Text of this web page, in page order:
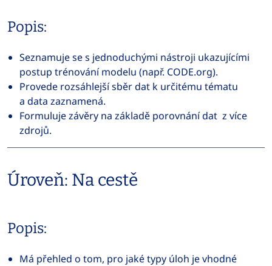
Popis:
Seznamuje se s jednoduchými nástroji ukazujícími
postup trénování modelu (např. CODE.org).
Provede rozsáhlejší sběr dat k určitému tématu
a data zaznamená.
Formuluje závěry na základě porovnání dat z více
zdrojů.
Úroveň: Na cestě
Popis:
Má přehled o tom, pro jaké typy úloh je vhodné